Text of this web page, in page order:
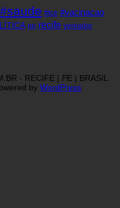
#saude #tce #vacinacao
pp recife vereador
- RECIFE | PE | BRASIL
by WordPress